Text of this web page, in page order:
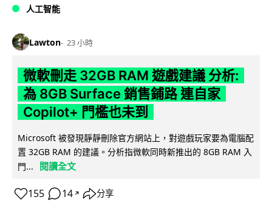
人工智能
Lawton 23 小時
微軟刪走 32GB RAM 遊戲建議 分析:
為 8GB Surface 銷售鋪路 連自家
Copilot+ 門檻也未到
Microsoft 被發現靜靜刪除官方網站上，對遊戲玩家要為電腦配
置 32GB RAM 的建議。分析指微軟同時新推出的 8GB RAM 入
門...
閱讀全文
155 14 ↗ 分享